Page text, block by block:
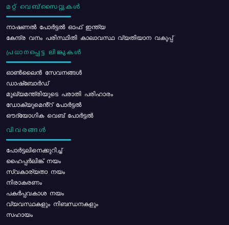
മറ്റ് വെബ്സൈറ്റുകൾ
നാഷണൽ പോർട്ടൽ ഓഫ് ഇന്ത്യ
കേന്ദ്ര വനം പരിസ്ഥിതി കാലാവസ്ഥ വ്യതിയാന വകുപ്പ്
പ്രധാനപ്പെട്ട ലിങ്കുകൾ
ഓൺലൈൻ സേവനങ്ങൾ
ഡാഷ്ബോർഡ്
മുഖ്യമന്ത്രിയുടെ പരാതി പരിഹാരം
ഡോക്യുമെൻ്റ് പോർട്ടൽ
ഔദ്യോഗിക വെബ് പോർട്ടൽ
വിവരങ്ങൾ
പോര്‍ട്ടലിനെക്കുറിച്ച്
ഹൈപ്പർലിങ്ക് നയം
സ്വകാര്യതാ നയം
നിരാകരണം
പകർപ്പവകാശ നയം
വ്യവസ്ഥകളും നിബന്ധനകളും
സഹായം